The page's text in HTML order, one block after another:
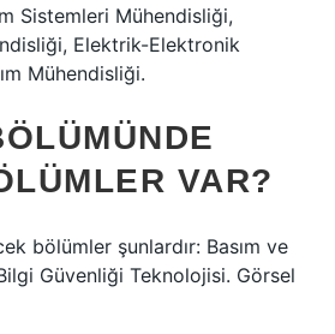
Sistemleri Mühendisliği,
Elektrik-Elektronik
Mühendisliği.
VAR?
bölümler şunlardır: Basım ve
Güvenliği Teknolojisi. Görsel